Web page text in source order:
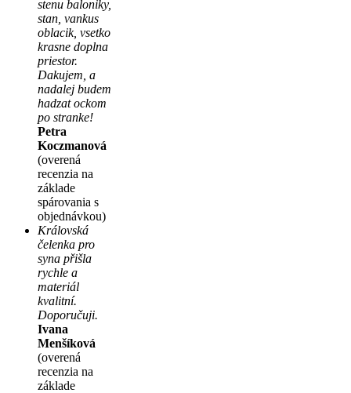
stenu baloniky,
stan, vankus
oblacik, vsetko
krasne doplna
priestor.
Dakujem, a
nadalej budem
hadzat ockom
po stranke!
Petra
Koczmanová
(overená
recenzia na
základe
spárovania s
objednávkou)
Královská
čelenka pro
syna přišla
rychle a
materiál
kvalitní.
Doporučuji.
Ivana
Menšíková
(overená
recenzia na
základe